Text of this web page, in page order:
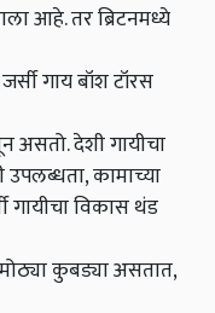
आहे. तर ब्रिटनमध्ये
गाय बॉश टॉरस
असतो. देशी गायीचा
उपलब्धता, कामाच्या
गायीचा विकास थंड
कुबड्या असतात,